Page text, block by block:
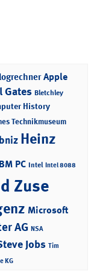
Apple
Gates Bletchley
History
Technikmuseum
Heinz
PC Intel Intel 8088
Zuse
Microsoft
AG NSA
Jobs Tim
KG